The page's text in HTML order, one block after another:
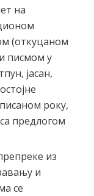
на
(откуцаном
писмом у
јасан,
року,
предлогом
из
и
се